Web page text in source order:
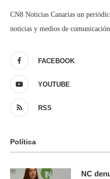
CN8 Noticias Canarias un
noticias y medios de
FACEBOOK
YOUTUBE
RSS
Política
NC